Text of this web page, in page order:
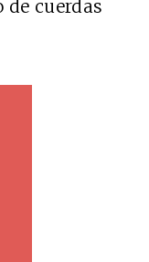
cuerdas